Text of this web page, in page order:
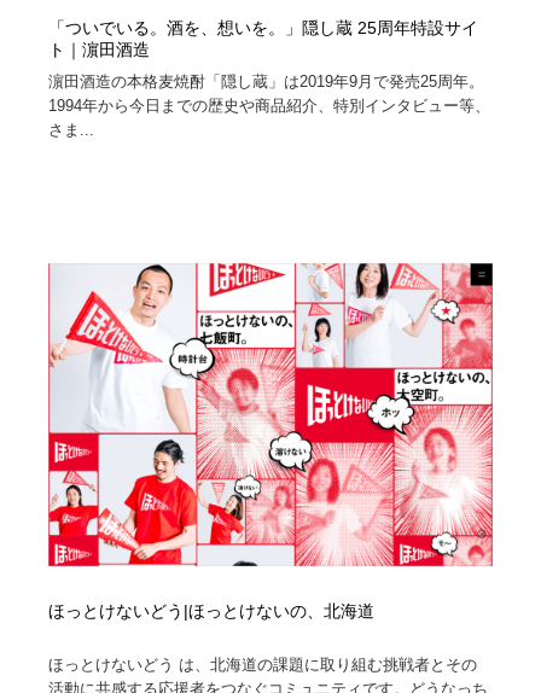
イン
道
音楽・アーティスト・楽器・舞台・演劇・ミュージカ
ル・ダンス
芸能人・俳優・女優・タレント・モデル・芸能事務所
芸能人・俳優・女優・タレント・モデル・芸能事務所
42
キャンペーン・イベント・ワークショップ・コンペティ
ション
キャンペーン・イベント・ワークショップ・コンペティ
ション
77
マッチングサービス
マッチングサービス
22
アート・芸術・美術館・美術展・博物館・ギャラリー
アート・芸術・美術館・美術展・博物館・ギャラリー
383
鉛筆画・木炭画・デッサン・クロッキー
鉛筆画・木炭画・デッサン・クロッキー
15
グラフィティ・Graffiti・ストリートアート
グラフィティ・Graffiti・ストリートアート
GWD スタッフお気に入り
「ついでいる。酒を、想いを。」隠し蔵 25周年特設サイ
ト｜濵田酒造
濵田酒造の本格麦焼酎「隠し蔵」は2019年9月で発売25周年。
1994年から今日までの歴史や商品紹介、特別インタビュー等、
さま...
ほっとけないどう|ほっとけないの、北海道
ほっとけないどう は、北海道の課題に取り組む挑戦者とその
活動に共感する応援者をつなぐコミュニティです。どうなっち